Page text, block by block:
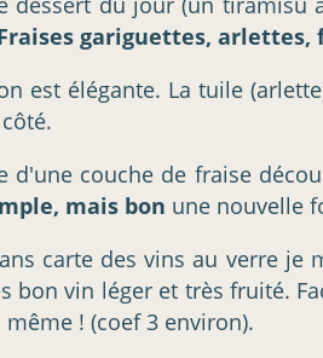
gariguettes, arlettes,
est élégante. La tuile
d'une couche de fraise
mais bon une nouvelle
carte des vins au verre je
bon vin léger et très fruité.
! (coef 3 environ).